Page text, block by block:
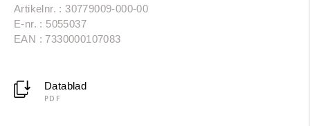
Artikelnr. : 30779009-000-00
E-nr. : 5055037
EAN : 7330000107083
Datablad
PDF